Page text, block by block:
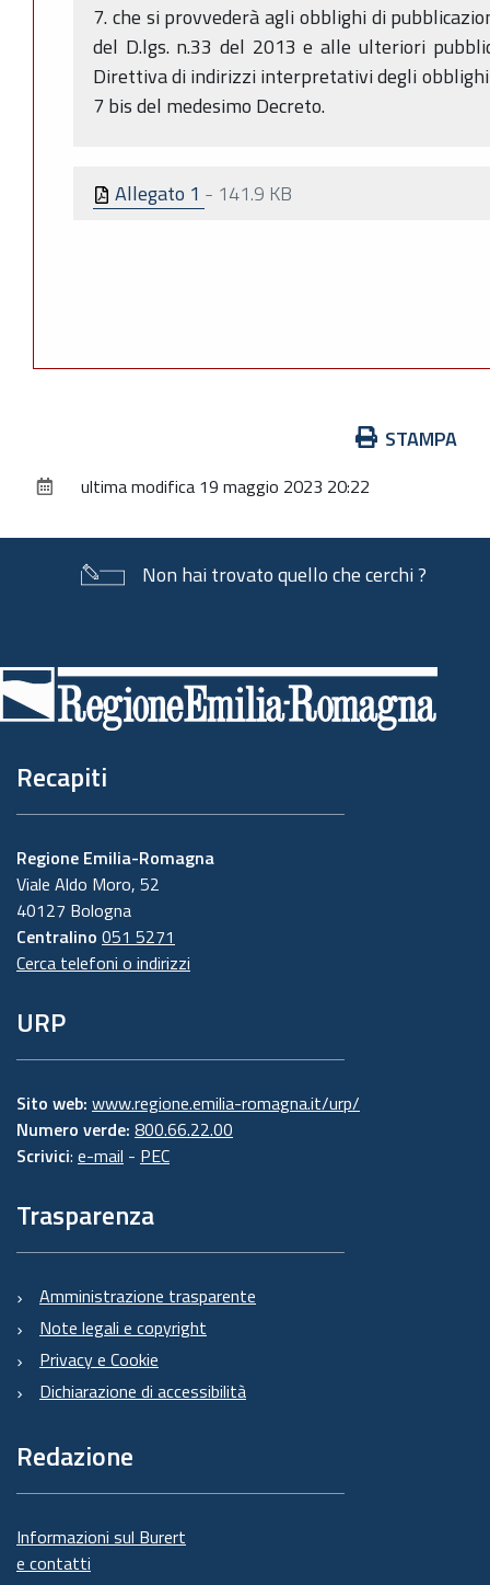
7. che si provvederà agli obblighi di
del D.lgs. n.33 del 2013 e alle ulteriori
Direttiva di indirizzi interpretativi degli obblighi
7 bis del medesimo Decreto.
Allegato 1 - 141.9 KB
documento
STAMPA
ultima modifica 19 maggio 2023 20:22
Non hai trovato quello che cerchi ?
di
pagina
Recapiti
Regione Emilia-Romagna
Viale Aldo Moro, 52
40127 Bologna
Centralino 051 5271
Cerca telefoni o indirizzi
URP
Sito web: www.regione.emilia-romagna.it/urp/
Numero verde: 800.66.22.00
Scrivici: e-mail - PEC
Trasparenza
Amministrazione trasparente
Note legali e copyright
Privacy e Cookie
Dichiarazione di accessibilità
Redazione
Informazioni sul Burert
e contatti